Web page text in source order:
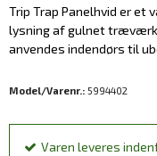
Trip Trap Panelhvid er et
lysning af gulnet
anvendes indendørs til
Model/Varenr.: 5994402
Varen leveres